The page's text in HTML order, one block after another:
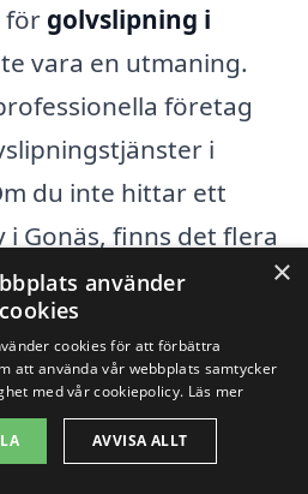
för golvslipning i
vara en utmaning.
företag
i
du inte hittar ett
Gonäs, finns det flera
där du kan söka efter
Här är några
få hjälp med
×
använder
cookies
cookies för att förbättra
att använda vår webbplats samtycker
med vår cookiepolicy. Läs mer
AVVISA ALLT